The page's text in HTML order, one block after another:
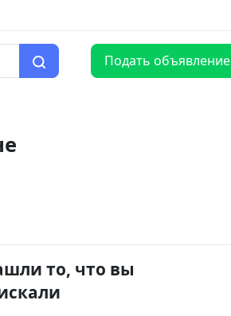
Подать объявление
то, что вы